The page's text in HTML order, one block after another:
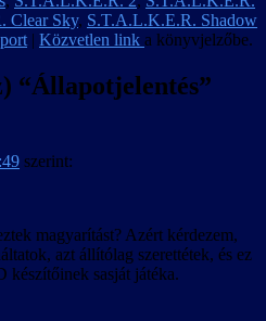
Clear Sky, S.T.A.L.K.E.R. Shadow
| Közvetlen link a könyvjelzőbe.
“Állapotjelentés”
szerint:
magyarítást? Azért kérdezem,
azt állítólag szerettétek, és ez
sasját játéka.